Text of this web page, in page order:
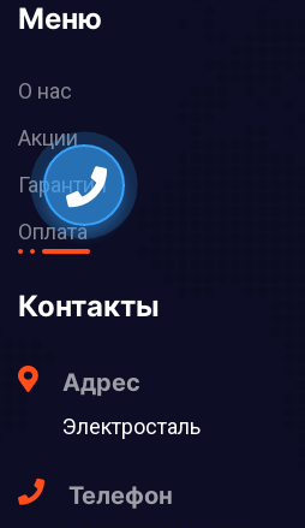
Меню
О нас
Акции
Гарантия
Оплата
Контакты
Адрес
Электросталь
Телефон